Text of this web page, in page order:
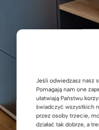
Jeśli odwiedzasz nasz
Pomagają nam one
ułatwiają Państwu
świadczyć wszystkich
przez osoby trzecie,
działać tak dobrze, a